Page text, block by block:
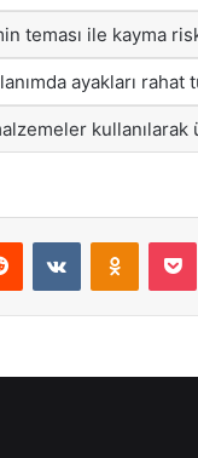
teması ile kayma
ayakları rahat
kullanılarak
Reddit VKontakte